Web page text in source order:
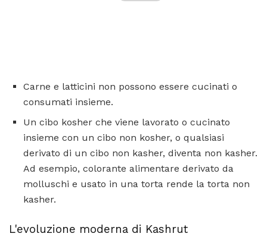
Carne e latticini non possono essere cucinati o
consumati insieme.
Un cibo kosher che viene lavorato o cucinato
insieme con un cibo non kosher, o qualsiasi
derivato di un cibo non kasher, diventa non kasher.
Ad esempio, colorante alimentare derivato da
molluschi e usato in una torta rende la torta non
kasher.
L'evoluzione moderna di Kashrut